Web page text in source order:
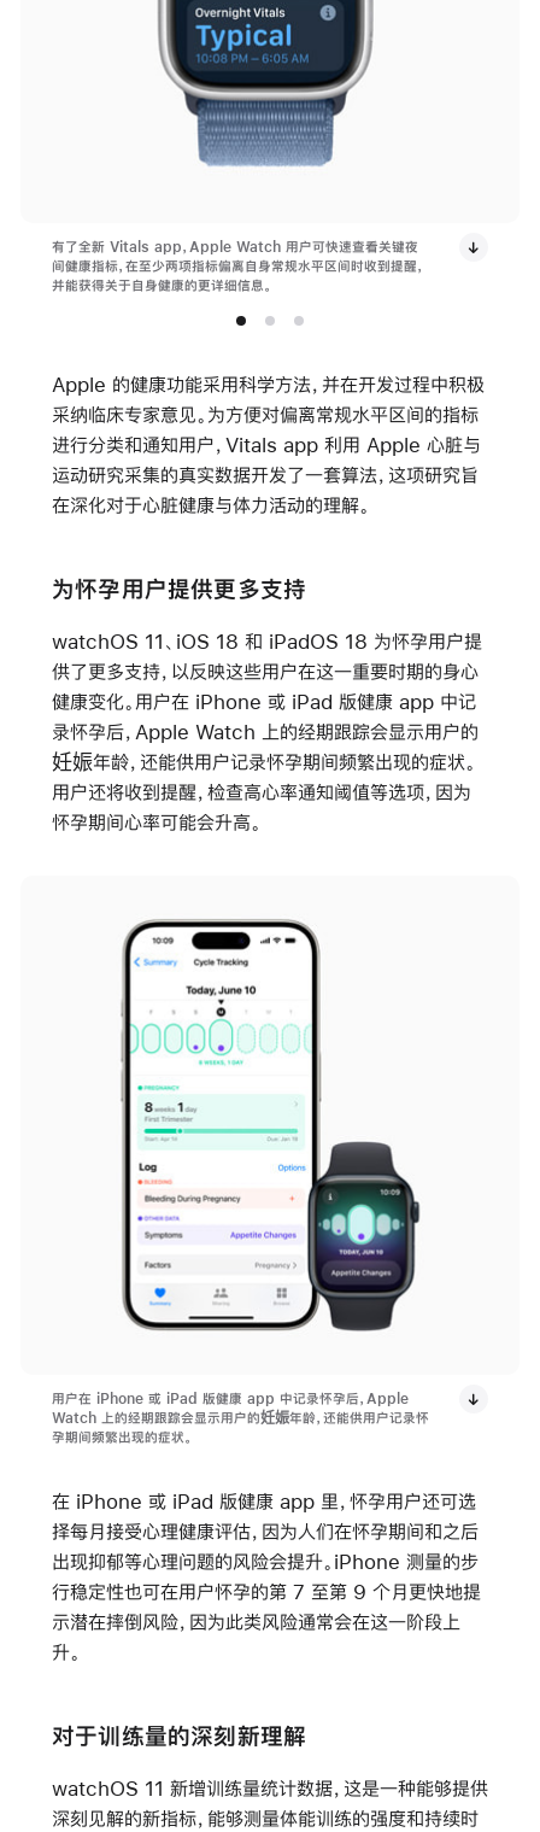
有了全新 Vitals app，Apple Watch 用户可快速查看关键夜
间健康指标，在至少两项指标偏离自身常规水平区间时收到提醒，
并能获得关于自身健康的更详细信息。
Apple 的健康功能采用科学方法，并在开发过程中积极
采纳临床专家意见。为方便对偏离常规水平区间的指标
进行分类和通知用户，Vitals app 利用 Apple 心脏与
运动研究采集的真实数据开发了一套算法，这项研究旨
在深化对于心脏健康与体力活动的理解。
为怀孕用户提供更多支持
watchOS 11、iOS 18 和 iPadOS 18 为怀孕用户提
供了更多支持，以反映这些用户在这一重要时期的身心
健康变化。用户在 iPhone 或 iPad 版健康 app 中记
录怀孕后，Apple Watch 上的经期跟踪会显示用户的
妊娠年龄，还能供用户记录怀孕期间频繁出现的症状。
用户还将收到提醒，检查高心率通知阈值等选项，因为
怀孕期间心率可能会升高。
用户在 iPhone 或 iPad 版健康 app 中记录怀孕后，Apple
Watch 上的经期跟踪会显示用户的妊娠年龄，还能供用户记录怀
孕期间频繁出现的症状。
在 iPhone 或 iPad 版健康 app 里，怀孕用户还可选
择每月接受心理健康评估，因为人们在怀孕期间和之后
出现抑郁等心理问题的风险会提升。iPhone 测量的步
行稳定性也可在用户怀孕的第 7 至第 9 个月更快地提
示潜在摔倒风险，因为此类风险通常会在这一阶段上
升。
对于训练量的深刻新理解
watchOS 11 新增训练量统计数据，这是一种能够提供
深刻见解的新指标，能够测量体能训练的强度和持续时